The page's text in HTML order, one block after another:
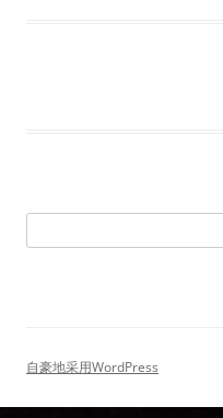
索：
自豪地采用WordPress